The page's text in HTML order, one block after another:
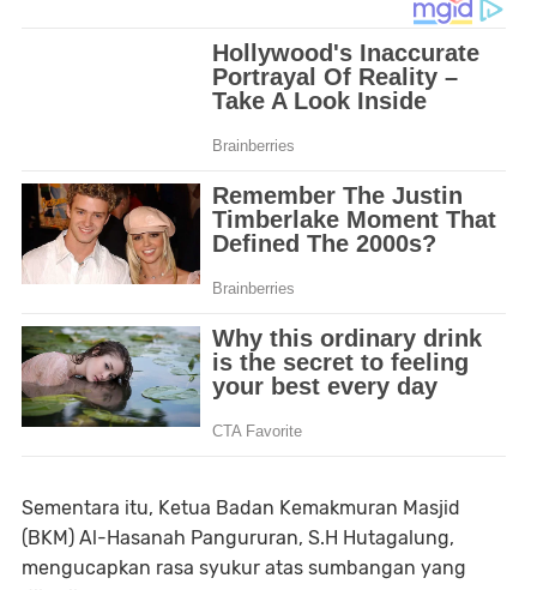
Sementara itu, Ketua Badan Kemakmuran Masjid
(BKM) Al-Hasanah Pangururan, S.H Hutagalung,
mengucapkan rasa syukur atas sumbangan yang